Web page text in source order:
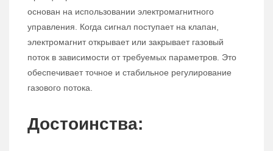
основан на использовании электромагнитного
управления. Когда сигнал поступает на клапан,
электромагнит открывает или закрывает газовый
поток в зависимости от требуемых параметров. Это
обеспечивает точное и стабильное регулирование
газового потока.
Достоинства: